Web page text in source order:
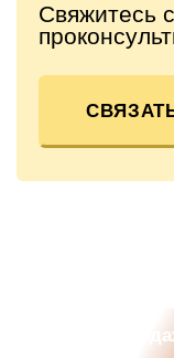
Свяжитесь
Скоро в